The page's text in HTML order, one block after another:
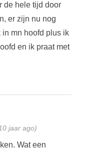
de hele tijd door
er zijn nu nog
mn hoofd plus ik
en ik praat met
jaar ago)
Wat een